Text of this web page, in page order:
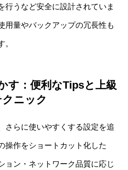
行うなど安全に設計されていま
用量やバックアップの冗長性も
。
す：便利なTipsと上級
クニック
さらに使いやすくする設定を追
操作をショートカット化した
ョン・ネットワーク品質に応じ